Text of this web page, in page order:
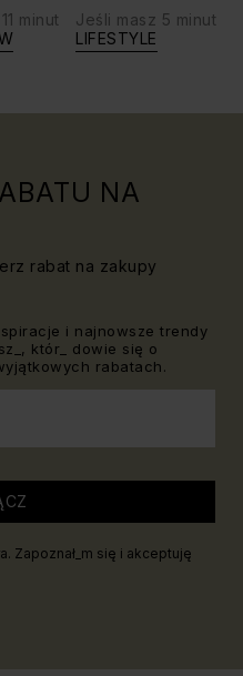
minut
swoje siły:
Jeśli masz 5 minut
LIFESTYLE
NA
rabat na zakupy
i najnowsze trendy
któr_ dowie się o
rabatach.
Zapoznał_m się i akceptuję